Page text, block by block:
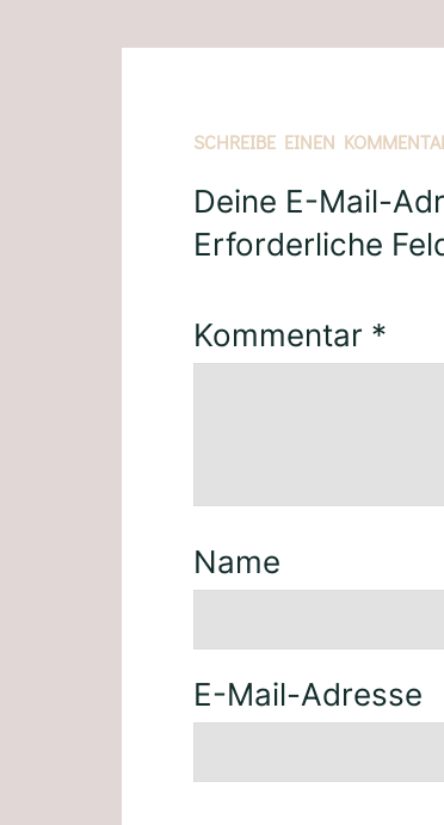
SCHREIBE EINEN
Deine E-Mail-
Erforderliche
Kommentar *
Name
E-Mail-Adresse